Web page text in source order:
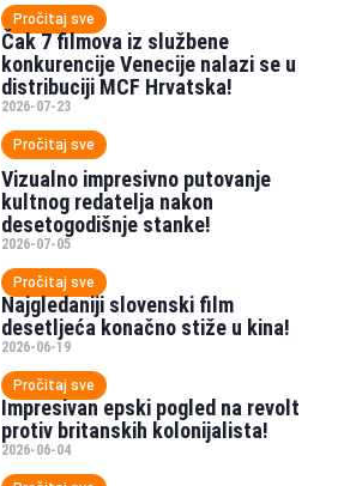
Pročitaj sve
Čak 7 filmova iz službene
konkurencije Venecije nalazi se u
distribuciji MCF Hrvatska!
2026-07-23
Pročitaj sve
Vizualno impresivno putovanje
kultnog redatelja nakon
desetogodišnje stanke!
2026-07-05
Pročitaj sve
Najgledaniji slovenski film
desetljeća konačno stiže u kina!
2026-06-19
Pročitaj sve
Impresivan epski pogled na revolt
protiv britanskih kolonijalista!
2026-06-04